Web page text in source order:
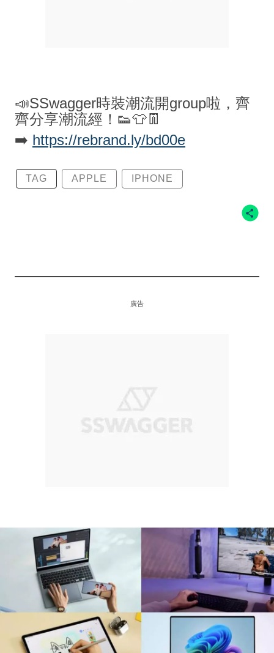
📣SSwagger時裝潮流開group啦，齊
齊分享潮流經！👟👕👖
➡️ https://rebrand.ly/bd00e
TAG APPLE IPHONE
廣告